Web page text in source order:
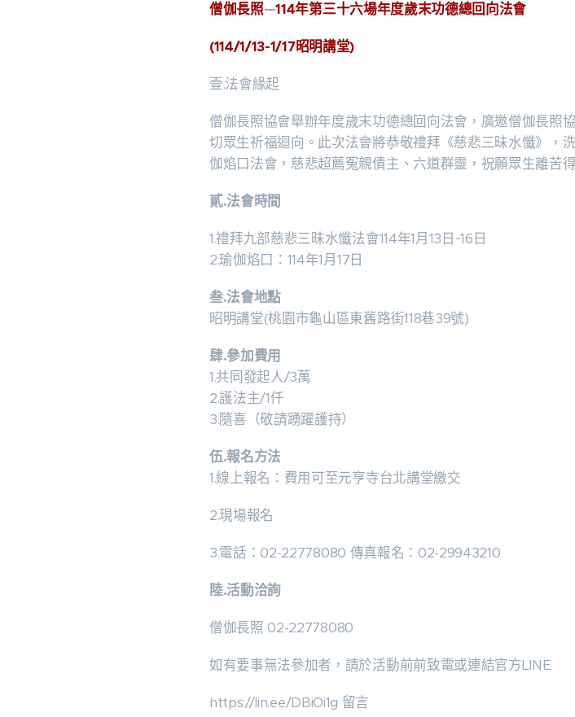
僧伽長照—114年第三十六場年度歲末功德總回向法會
(114/1/13-1/17昭明講堂)
壹.法會緣起
僧伽長照協會舉辦年度歲末功德總回向法會，廣邀僧伽長照
切眾生祈福迴向。此次法會將恭敬禮拜《慈悲三昧水懺》，
伽焰口法會，慈悲超薦冤親債主、六道群靈，祝願眾生離苦
貳.法會時間
1.禮拜九部慈悲三昩水懺法會114年1月13日~16日
2.瑜伽焰口：114年1月17日
叁.法會地點
昭明講堂(桃園市龜山區東舊路街118巷39號)
肆.參加費用
1.共同發起人/3萬
2.護法主/1仟
3.隨喜（敬請踴躍護持）
伍.報名方法
1.線上報名：費用可至元亨寺台北講堂繳交
2.現場報名
3.電話：02-22778080 傳真報名：02-29943210
陸.活動洽詢
僧伽長照 02-22778080
如有要事無法參加者，請於活動前前致電或連結官方LINE
https://lin.ee/DBiOi1g 留言